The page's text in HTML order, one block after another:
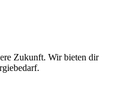
Zukunft. Wir bieten dir